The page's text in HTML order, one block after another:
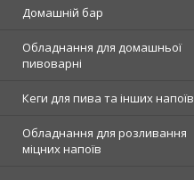
Домашній бар
Обладнання для домашньої
пивоварні
Кеги для пива та інших напоїв
Обладнання для розливання
міцних напоїв